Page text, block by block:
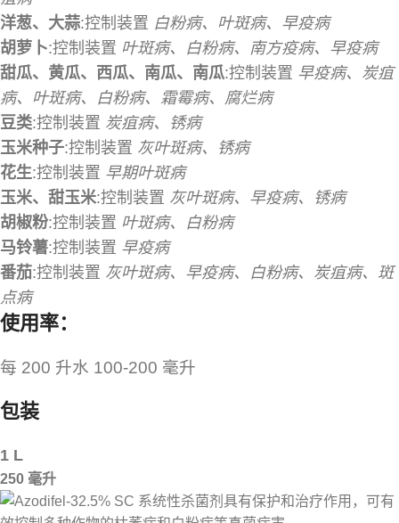
洋葱、大蒜:控制装置 白粉病、叶斑病、早疫病
胡萝卜:控制装置 叶斑病、白粉病、南方疫病、早疫病
甜瓜、黄瓜、西瓜、南瓜、南瓜:控制装置 早疫病、炭疽
病、叶斑病、白粉病、霜霉病、腐烂病
豆类:控制装置 炭疽病、锈病
玉米种子:控制装置 灰叶斑病、锈病
花生:控制装置 早期叶斑病
玉米、甜玉米:控制装置 灰叶斑病、早疫病、锈病
胡椒粉:控制装置 叶斑病、白粉病
马铃薯:控制装置 早疫病
番茄:控制装置 灰叶斑病、早疫病、白粉病、炭疽病、斑
点病
使用率：
每 200 升水 100-200 毫升
包装
1 L
250 毫升